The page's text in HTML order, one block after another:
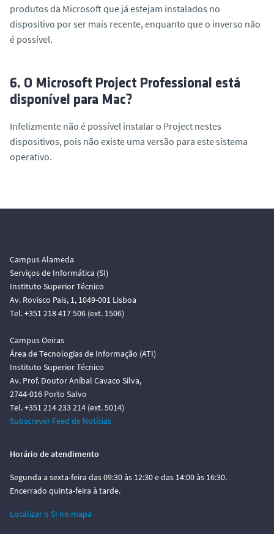
produtos da Microsoft que já estejam instalados no
dispositivo por ser mais recente, enquanto que o inverso não
é possível.
6. O Microsoft Project Professional está
disponível para Mac?
Infelizmente não é possível instalar o Project nestes
dispositivos, pois não existe uma versão para este sistema
operativo.
Campus Alameda
Serviços de Informática (SI)
Instituto Superior Técnico
Av. Rovisco Pais, 1, 1049-001 Lisboa
Tel. +351 218 417 506 (ext. 1506)
Campus Oeiras
Área de Tecnologias de Informação (ATI)
Instituto Superior Técnico
Av. Prof. Doutor Aníbal Cavaco Silva,
2744-016 Porto Salvo
Tel. +351 214 233 214 (ext. 5014)
Subscrever Feed de Notícias
Horário de atendimento
Segunda a sexta-feira das 09:30 às 12:30 e das 14:00 às 16:30.
Encerrado quinta-feira à tarde.
Localizar o SI no mapa